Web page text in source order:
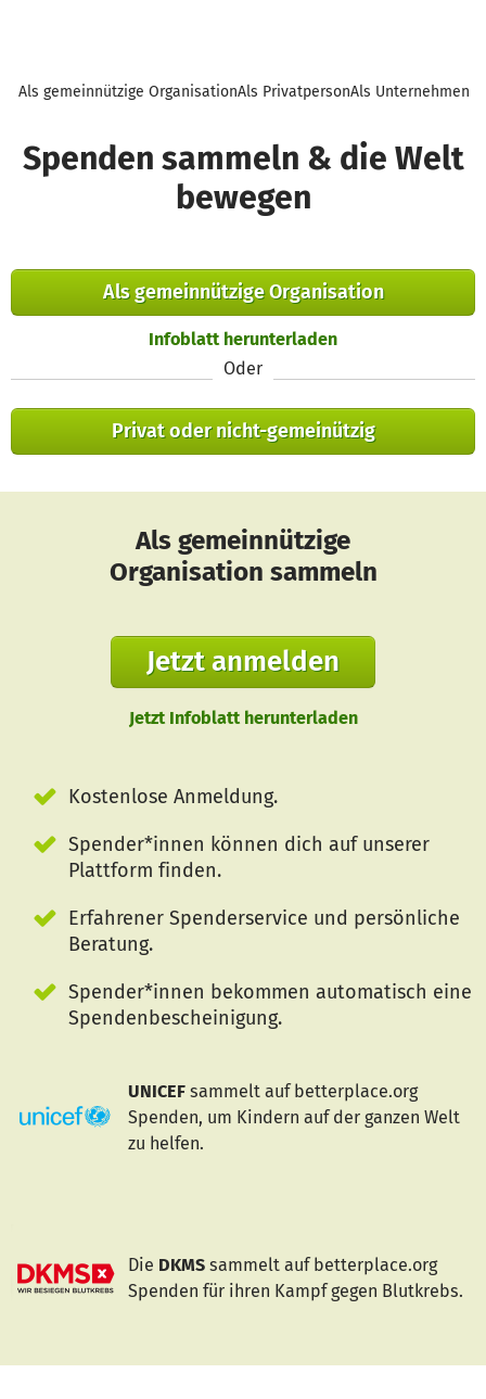
Als gemeinnützige OrganisationAls PrivatpersonAls Unternehmen
Spenden sammeln & die Welt
bewegen
Als gemeinnützige Organisation
Infoblatt herunterladen
Oder
Privat oder nicht-gemeinützig
Als gemeinnützige
Organisation sammeln
Jetzt anmelden
Jetzt Infoblatt herunterladen
Kostenlose Anmeldung.
Spender*innen können dich auf unserer
Plattform finden.
Erfahrener Spenderservice und persönliche
Beratung.
Spender*innen bekommen automatisch eine
Spendenbescheinigung.
UNICEF sammelt auf betterplace.org
Spenden, um Kindern auf der ganzen Welt
zu helfen.
Die DKMS sammelt auf betterplace.org
Spenden für ihren Kampf gegen Blutkrebs.